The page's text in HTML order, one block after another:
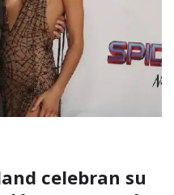
celebran su